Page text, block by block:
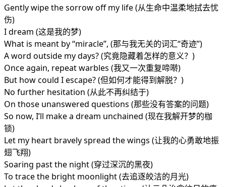
Gently wipe the sorrow off my life (从生命中温柔地拭去忧
伤)
I dream (这是我的梦)
What is meant by “miracle”, (那与我无关的词汇“奇迹”)
A word outside my days? (究竟隐藏着怎样的意义？)
Once again, repeat warbles (我又一次重复啼啭)
But how could I escape? (但如何才能得到解脱？)
No further hesitation (从此不再纠结于)
On those unanswered questions (那些没有答案的问题)
So now, I’ll make a dream unchained (现在我解开梦的枷
锁)
Let my heart bravely spread the wings (让我的心勇敢地振
翅飞翔)
Soaring past the night (穿过深沉的黑夜)
To trace the bright moonlight (去追逐皎洁的月光)